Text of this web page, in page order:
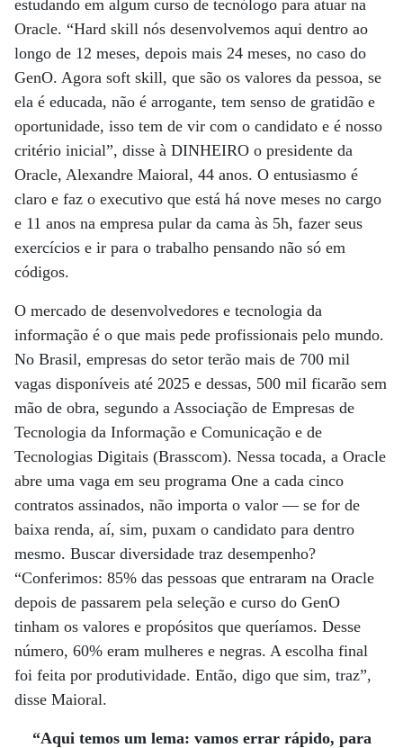
estudando em algum curso de tecnólogo para atuar na
Oracle. “Hard skill nós desenvolvemos aqui dentro ao
longo de 12 meses, depois mais 24 meses, no caso do
GenO. Agora soft skill, que são os valores da pessoa, se
ela é educada, não é arrogante, tem senso de gratidão e
oportunidade, isso tem de vir com o candidato e é nosso
critério inicial”, disse à DINHEIRO o presidente da
Oracle, Alexandre Maioral, 44 anos. O entusiasmo é
claro e faz o executivo que está há nove meses no cargo
e 11 anos na empresa pular da cama às 5h, fazer seus
exercícios e ir para o trabalho pensando não só em
códigos.
O mercado de desenvolvedores e tecnologia da
informação é o que mais pede profissionais pelo mundo.
No Brasil, empresas do setor terão mais de 700 mil
vagas disponíveis até 2025 e dessas, 500 mil ficarão sem
mão de obra, segundo a Associação de Empresas de
Tecnologia da Informação e Comunicação e de
Tecnologias Digitais (Brasscom). Nessa tocada, a Oracle
abre uma vaga em seu programa One a cada cinco
contratos assinados, não importa o valor — se for de
baixa renda, aí, sim, puxam o candidato para dentro
mesmo. Buscar diversidade traz desempenho?
“Conferimos: 85% das pessoas que entraram na Oracle
depois de passarem pela seleção e curso do GenO
tinham os valores e propósitos que queríamos. Desse
número, 60% eram mulheres e negras. A escolha final
foi feita por produtividade. Então, digo que sim, traz”,
disse Maioral.
“Aqui temos um lema: vamos errar rápido, para